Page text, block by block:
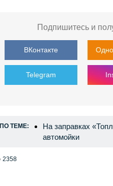
Подпишитесь и
ВКонтакте
Telegram
ПО ТЕМЕ:
На заправках
автомойки
2358